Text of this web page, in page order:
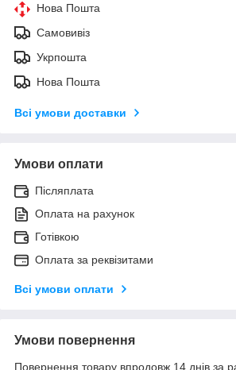
Нова Пошта
Самовивіз
Укрпошта
Нова Пошта
Всі умови доставки
Умови оплати
Післяплата
Оплата на рахунок
Готівкою
Оплата за реквізитами
Всі умови оплати
Умови повернення
Повернення товару впродовж 14 днів за